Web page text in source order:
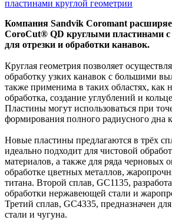
Компания Sandvik Coromant
CoroCut® QD круглыми пластинами с
для отрезки и обработки канавок.
Круглая геометрия позволяет
обработку узких канавок с большими
также применима в таких областях, как
обработка, создание углублений и
Пластины могут использоваться при
формирования полного радиусного дна
Новые пластины предлагаются в трёх
идеально подходит для чистовой
материалов, а также для ряда черновых
обработке цветных металлов,
титана. Второй сплав, GC1135,
обработки нержавеющей стали и
Третий сплав, GC4335, предназначен
стали и чугуна.